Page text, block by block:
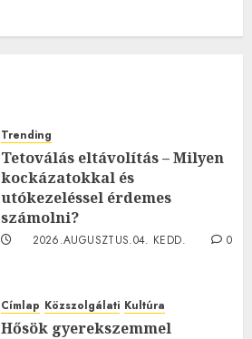
Trending
Tetoválás eltávolítás – Milyen
kockázatokkal és
utókezeléssel érdemes
számolni?
2026.AUGUSZTUS.04. KEDD.
0
Címlap Közszolgálati Kultúra
Hősök gyerekszemmel